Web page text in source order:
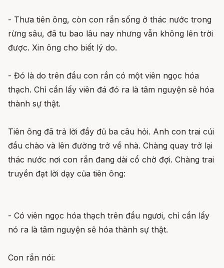
- Thưa tiên ông, còn con rắn sống ở thác nước trong
rừng sâu, đã tu bao lâu nay nhưng vẫn không lên trời
được. Xin ông cho biết lý do.
- Đó là do trên đầu con rắn có một viên ngọc hóa
thạch. Chỉ cần lấy viên đá đó ra là tâm nguyện sẽ hóa
thành sự thật.
Tiên ông đã trả lời đầy đủ ba câu hỏi. Anh con trai cúi
đầu chào và lên đường trở về nhà. Chàng quay trở lại
thác nước nơi con rắn đang dài cổ chờ đợi. Chàng trai
truyền đạt lời dạy của tiên ông:
- Có viên ngọc hóa thạch trên đầu ngươi, chỉ cần lấy
nó ra là tâm nguyện sẽ hóa thành sự thật.
Con rắn nói: